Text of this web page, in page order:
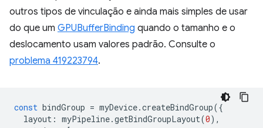
outros tipos de vinculação e ainda mais simples de usar
do que um GPUBufferBinding quando o tamanho e o
deslocamento usam valores padrão. Consulte o
problema 419223794.
const bindGroup = myDevice.createBindGroup({
layout : myPipeline.getBindGroupLayout(0),